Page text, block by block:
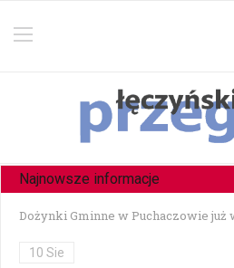
Najnowsze informacje
Dożynki Gminne w Puchaczowie już
10 Sie